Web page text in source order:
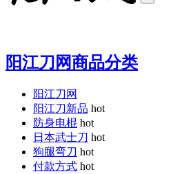
阳江刀网商品分类
阳江刀网
阳江刀新品 hot
防身电棍 hot
日本武士刀 hot
狗腿弯刀 hot
付款方式 hot